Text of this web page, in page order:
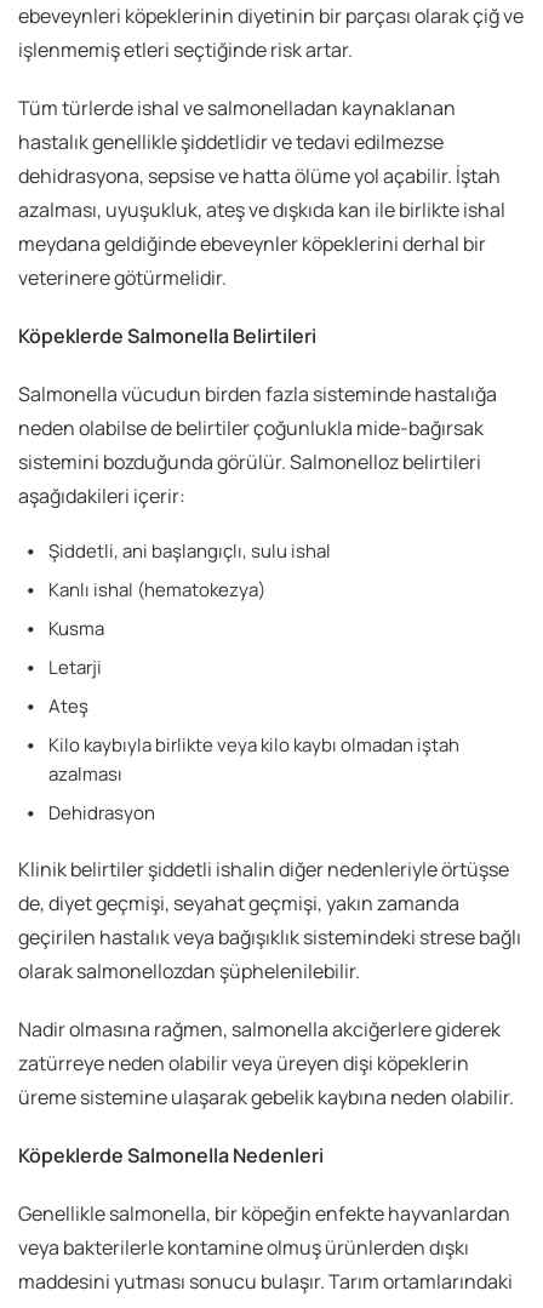
ebeveynleri köpeklerinin diyetinin bir parçası olarak çiğ ve
işlenmemiş etleri seçtiğinde risk artar.
Tüm türlerde ishal ve salmonelladan kaynaklanan
hastalık genellikle şiddetlidir ve tedavi edilmezse
dehidrasyona, sepsise ve hatta ölüme yol açabilir. İştah
azalması, uyuşukluk, ateş ve dışkıda kan ile birlikte ishal
meydana geldiğinde ebeveynler köpeklerini derhal bir
veterinere götürmelidir.
Köpeklerde Salmonella Belirtileri
Salmonella vücudun birden fazla sisteminde hastalığa
neden olabilse de belirtiler çoğunlukla mide-bağırsak
sistemini bozduğunda görülür. Salmonelloz belirtileri
aşağıdakileri içerir:
Şiddetli, ani başlangıçlı, sulu ishal
Kanlı ishal (hematokezya)
Kusma
Letarji
Ateş
Kilo kaybıyla birlikte veya kilo kaybı olmadan iştah
azalması
Dehidrasyon
Klinik belirtiler şiddetli ishalin diğer nedenleriyle örtüşse
de, diyet geçmişi, seyahat geçmişi, yakın zamanda
geçirilen hastalık veya bağışıklık sistemindeki strese bağlı
olarak salmonellozdan şüphelenilebilir.
Nadir olmasına rağmen, salmonella akciğerlere giderek
zatürreye neden olabilir veya üreyen dişi köpeklerin
üreme sistemine ulaşarak gebelik kaybına neden olabilir.
Köpeklerde Salmonella Nedenleri
Genellikle salmonella, bir köpeğin enfekte hayvanlardan
veya bakterilerle kontamine olmuş ürünlerden dışkı
maddesini yutması sonucu bulaşır. Tarım ortamlarındaki